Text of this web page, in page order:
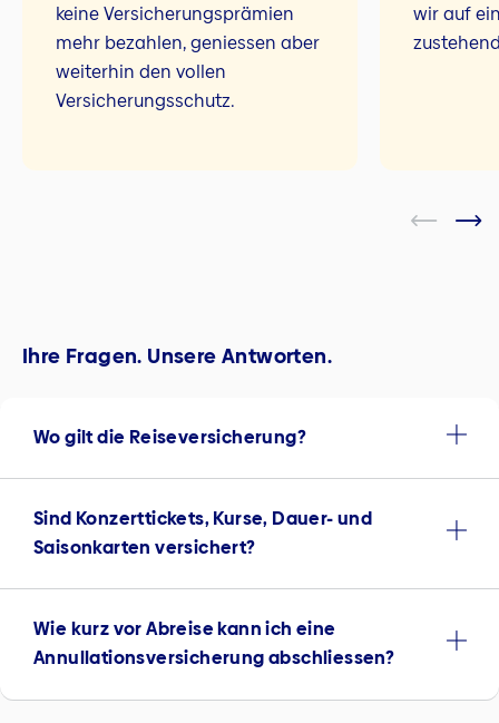
keine Versicherungsprämien
mehr bezahlen, geniessen aber
weiterhin den vollen
Versicherungsschutz.
wir auf
Ihre Fragen. Unsere Antworten.
Wo gilt die Reiseversicherung?
Sind Konzerttickets, Kurse, Dauer- und
Saisonkarten versichert?
Wie kurz vor Abreise kann ich eine
Annullations­versicherung abschliessen?